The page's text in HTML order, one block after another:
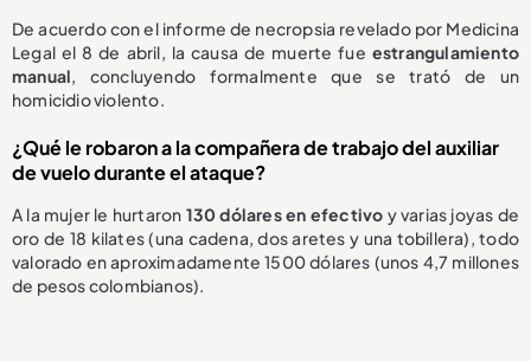
De acuerdo con el informe de necropsia revelado por Medicina
Legal el 8 de abril, la causa de muerte fue estrangulamiento
manual, concluyendo formalmente que se trató de un
homicidio violento.
¿Qué le robaron a la compañera de trabajo del auxiliar
de vuelo durante el ataque?
A la mujer le hurtaron 130 dólares en efectivo y varias joyas de
oro de 18 kilates (una cadena, dos aretes y una tobillera), todo
valorado en aproximadamente 1500 dólares (unos 4,7 millones
de pesos colombianos).